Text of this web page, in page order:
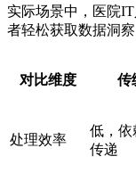
实际场景中，医院
者轻松获取数据洞
对比维度 传
处理效率
低，依
传递